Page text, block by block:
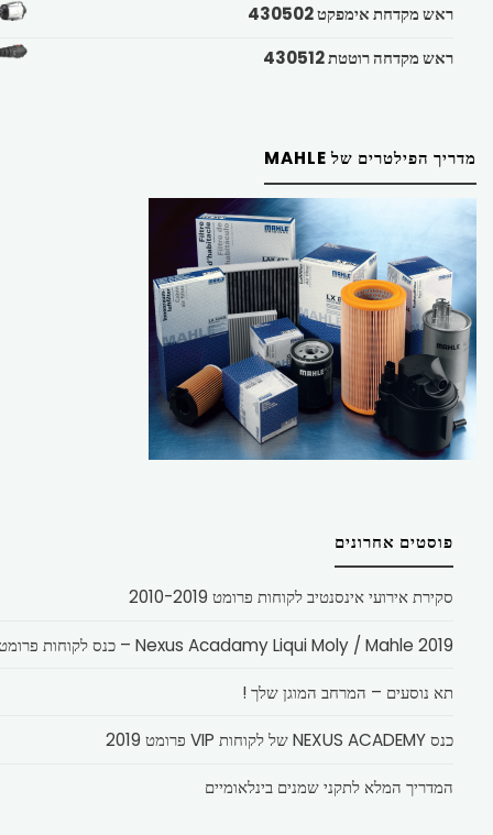
ראש מקדחת אימפקט 430502
ראש מקדחה רוטטת 430512
מדריך הפילטרים של MAHLE
פוסטים אחרונים
סקירת אירועי אינסנטיב לקוחות פרומט 2010-2019
Nexus Acadamy Liqui Moly / Mahle 2019 – כנס לקוחות פרומט
תא נוסעים – המרחב המוגן שלך !
כנס NEXUS ACADEMY של לקוחות VIP פרומט 2019
המדריך המלא לתקני שמנים בינלאומיים